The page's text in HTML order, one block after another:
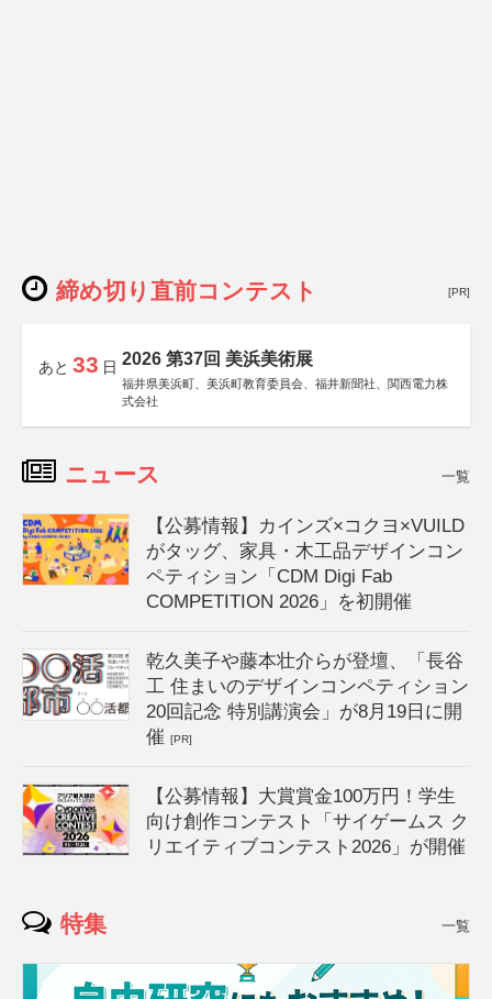
締め切り直前コンテスト [PR]
あと 33 日 2026 第37回 美浜美術展
福井県美浜町、美浜町教育委員会、福井新聞社、関西電力株
式会社
ニュース 一覧
【公募情報】カインズ×コクヨ×VUILD
がタッグ、家具・木工品デザインコン
ペティション「CDM Digi Fab
COMPETITION 2026」を初開催
乾久美子や藤本壮介らが登壇、「長谷
工 住まいのデザインコンペティション
20回記念 特別講演会」が8月19日に開
催[PR]
【公募情報】大賞賞金100万円！学生
向け創作コンテスト「サイゲームス ク
リエイティブコンテスト2026」が開催
特集 一覧